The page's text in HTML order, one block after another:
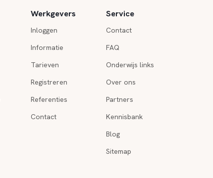
Werkgevers
Inloggen
Informatie
Tarieven
Registreren
Referenties
Contact
Service
Contact
FAQ
Onderwijs links
Over ons
Partners
Kennisbank
Blog
Sitemap